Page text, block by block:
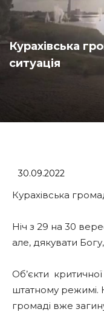
Курахівська
ситуація
30.09.2022
Курахівська
Ніч з 29 на 30
але, дякувати
Об’єкти
штатному режимі.
громаді вже